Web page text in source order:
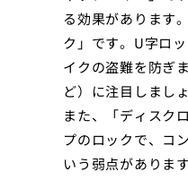
る効果があります
ク」です。U字ロ
イクの盗難を防ぎ
ど）に注目しまし
また、「ディスク
プのロックで、コ
いう弱点がありま